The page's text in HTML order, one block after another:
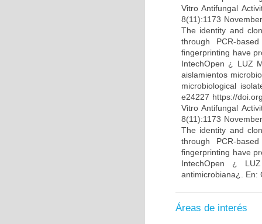
Vitro Antifungal
8(11):1173
The identity and
through PCR-
fingerprinting have
IntechOpen ¿ LUZ
aislamientos
microbiological
e24227 https://
Vitro Antifungal
8(11):1173
The identity and
through PCR-
fingerprinting have
IntechOpen ¿
antimicrobiana¿. En:
Áreas de interés